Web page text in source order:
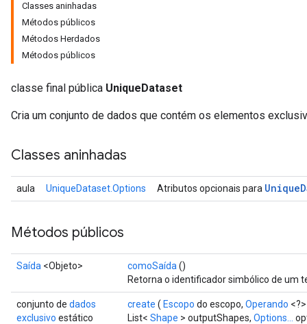
Classes aninhadas
Métodos públicos
Métodos Herdados
Métodos públicos
classe final pública UniqueDataset
Cria um conjunto de dados que contém os elementos
Classes aninhadas
aula UniqueDataset.Options Atributos opcionais para Unique
Métodos públicos
Saída <Objeto> comoSaída ()
Retorna o identificador simbólico de um
conjunto de dados
exclusivo estático
create ( Escopo do escopo, Operando
List< Shape > outputShapes, Options...